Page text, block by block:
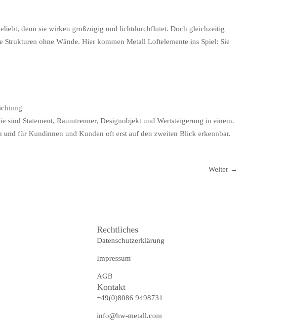
denn sie wirken großzügig und lichtdurchflutet. Doch gleichzeitig
ohne Wände. Hier kommen Metall Loftelemente ins Spiel: Sie
Statement, Raumtrenner, Designobjekt und Wertsteigerung in einem.
für Kundinnen und Kunden oft erst auf den zweiten Blick erkennbar.
Weiter →
Rechtliches
Datenschutzerklärung
Impressum
AGB
Kontakt
+49(0)8086 9498731
info@hw-metall.com